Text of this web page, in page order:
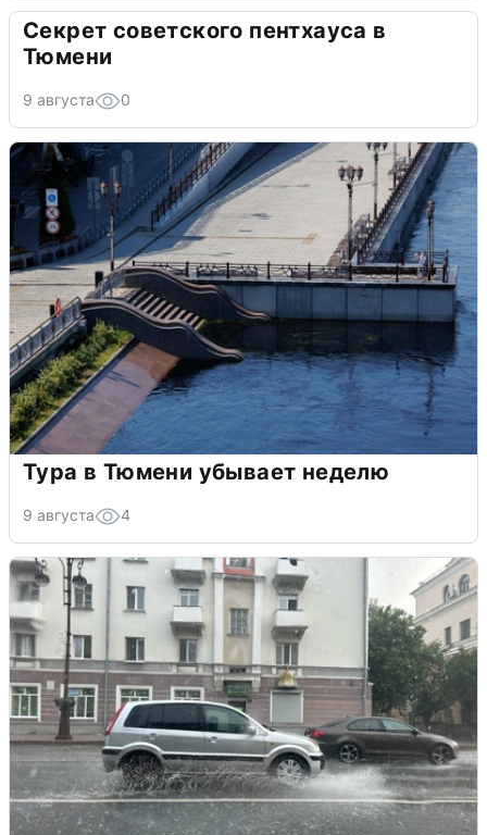
Секрет советского пентхауса в
Тюмени
9 августа 0
Тура в Тюмени убывает неделю
9 августа 4